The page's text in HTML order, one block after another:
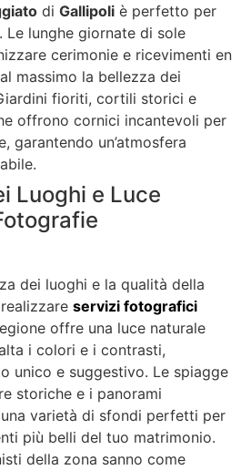
di Gallipoli è perfetto per
Le lunghe giornate di sole
cerimonie e ricevimenti en
massimo la bellezza dei
fioriti, cortili storici e
offrono cornici incantevoli per
garantendo un’atmosfera
Luoghi e Luce
dei luoghi e la qualità della
servizi fotografici
offre una luce naturale
i colori e i contrasti,
unico e suggestivo. Le spiagge
storiche e i panorami
varietà di sfondi perfetti per
più belli del tuo matrimonio.
della zona sanno come